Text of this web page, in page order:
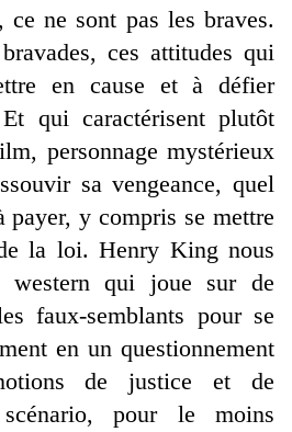
ce ne sont pas les braves.
ces attitudes qui
en cause et à défier
qui caractérisent plutôt
personnage mystérieux
sa vengeance, quel
payer, y compris se mettre
la loi. Henry King nous
western qui joue sur de
faux-semblants pour se
en un questionnement
de justice et de
scénario, pour le moins